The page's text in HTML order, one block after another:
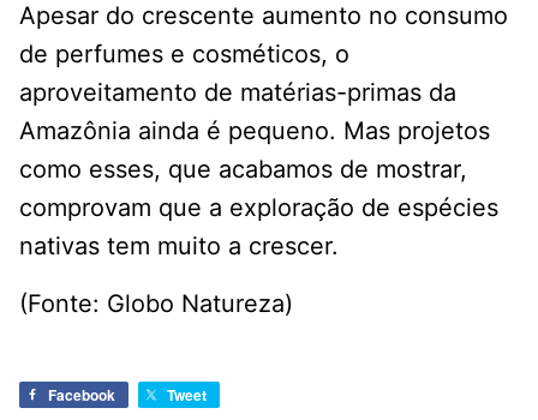
Apesar do crescente aumento no consumo
de perfumes e cosméticos, o
aproveitamento de matérias-primas da
Amazônia ainda é pequeno. Mas projetos
como esses, que acabamos de mostrar,
comprovam que a exploração de espécies
nativas tem muito a crescer.
(Fonte: Globo Natureza)
Facebook Tweet